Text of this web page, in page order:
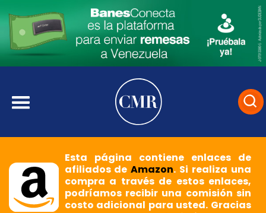
Esta página contiene enlaces de
afiliados deAmazon. Si realiza una
compra a través de estos enlaces,
podríamos recibir una comisión sin
costo adicional para usted. Gracias